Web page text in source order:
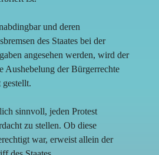
und deren
des Staates bei der
angesehen werden, wird der
Aushebelung der Bürgerrechte
gestellt.
sinnvoll, jeden Protest
zu stellen. Ob diese
war, erweist allein der